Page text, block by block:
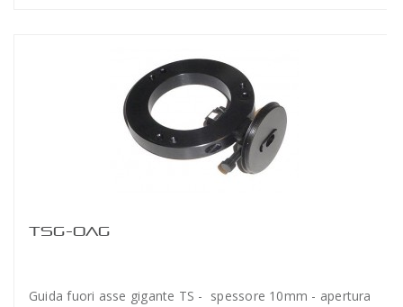
TSG-OAG
Guida fuori asse gigante TS - spessore 10mm - apertura